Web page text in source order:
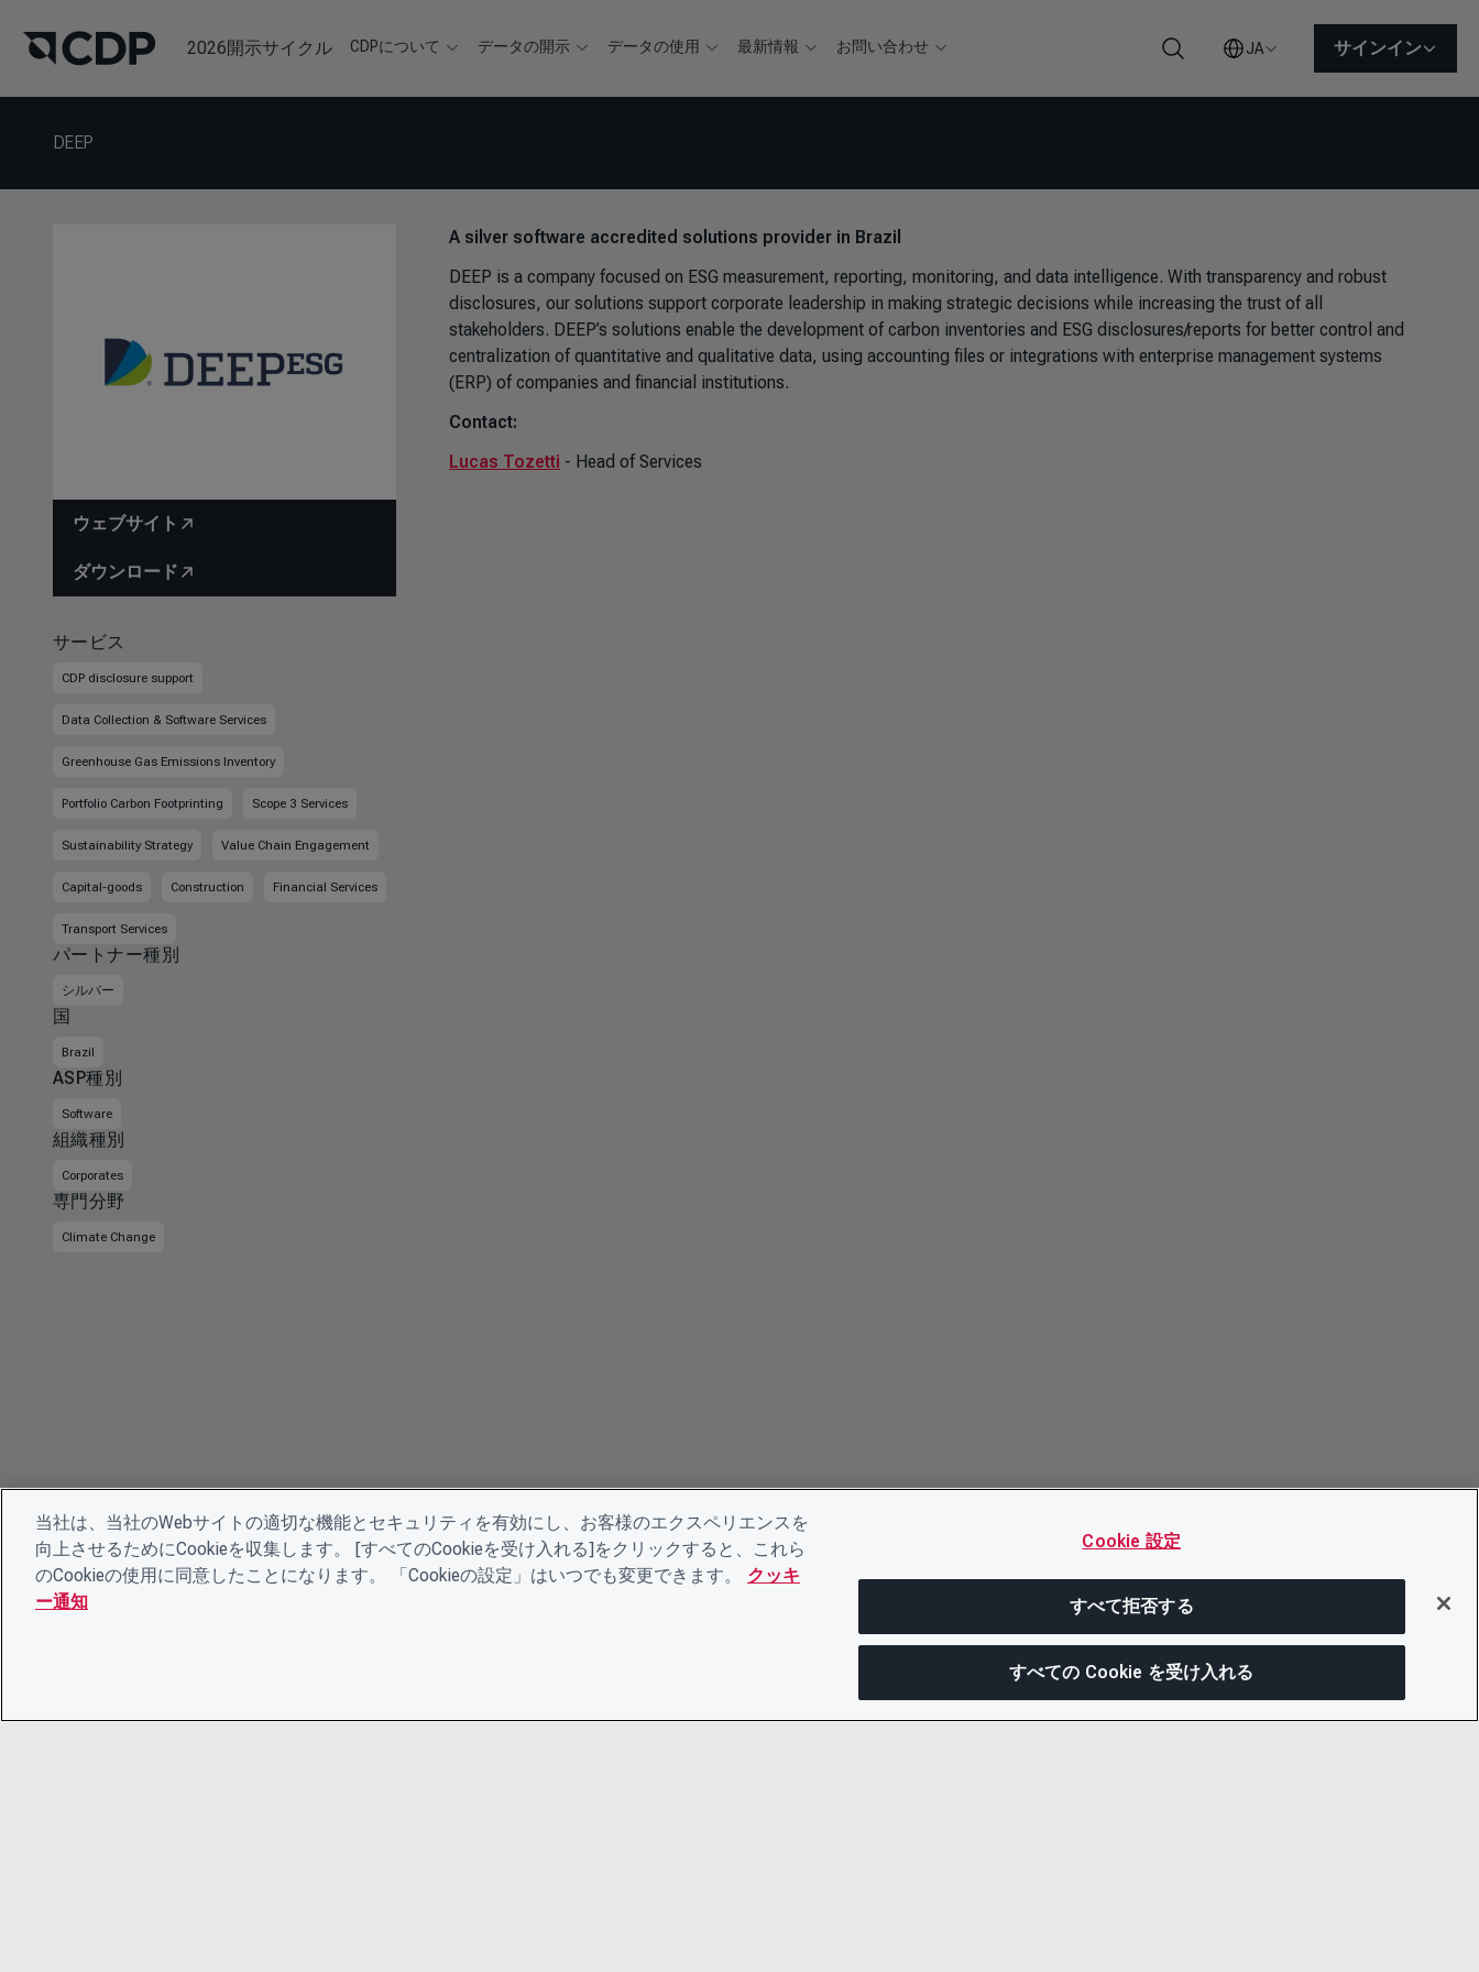
2026開示サイクル CDPについて データの開示 データの使用 最新情報 お問い合わせ
検索
JA サインイン
DEEP
ウェブサイト
ダウンロード
サービス
CDP disclosure support
Data Collection & Software Services
Greenhouse Gas Emissions Inventory
Portfolio Carbon Footprinting Scope 3 Services
Sustainability Strategy Value Chain Engagement
Capital-goods Construction Financial Services
Transport Services
パートナー種別
シルバー
国
Brazil
ASP種別
Software
組織種別
Corporates
専門分野
Climate Change
A silver software accredited solutions provider in Brazil
DEEP is a company focused on ESG measurement, reporting, monitoring, and data intelligence. With transparency and robust
disclosures, our solutions support corporate leadership in making strategic decisions while increasing the trust of all
stakeholders. DEEP’s solutions enable the development of carbon inventories and ESG disclosures/reports for better control and
centralization of quantitative and qualitative data, using accounting files or integrations with enterprise management systems
(ERP) of companies and financial institutions.
Contact:
Lucas Tozetti - Head of Services
当社は、当社のWebサイトの適切な機能とセキュリティを有効にし、お客様のエクスペリエンスを
向上させるためにCookieを収集します。 [すべてのCookieを受け入れる]をクリックすると、これら
のCookieの使用に同意したことになります。 「Cookieの設定」はいつでも変更できます。
クッキ
ー通知
Cookie 設定
すべて拒否する
すべての Cookie を受け入れる